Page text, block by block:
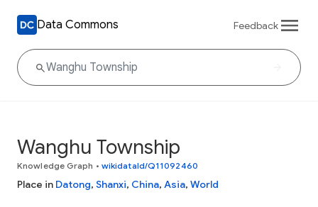
Data Commons Feedback
Wanghu Township
Knowledge Graph • wikidataId/Q11092460
Place in Datong, Shanxi, China, Asia, World